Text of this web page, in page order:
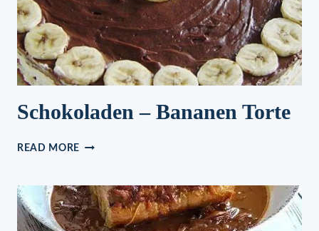
Schokoladen – Bananen Torte
READ MORE SCHOKOLADEN
TORTE